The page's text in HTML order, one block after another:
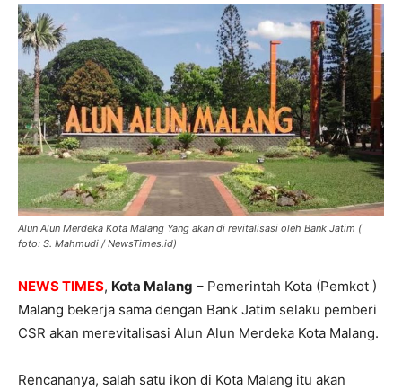
Alun Alun Merdeka Kota Malang Yang akan di revitalisasi oleh Bank Jatim (
foto: S. Mahmudi / NewsTimes.id)
NEWS TIMES, Kota Malang – Pemerintah Kota (Pemkot )
Malang bekerja sama dengan Bank Jatim selaku pemberi
CSR akan merevitalisasi Alun Alun Merdeka Kota Malang.
Rencananya, salah satu ikon di Kota Malang itu akan